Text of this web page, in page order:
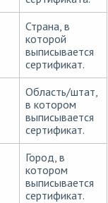
Страна, в
которой
выписывается
сертификат.
Область/штат,
в котором
выписывается
сертификат.
Город, в
котором
выписывается
сертификат.